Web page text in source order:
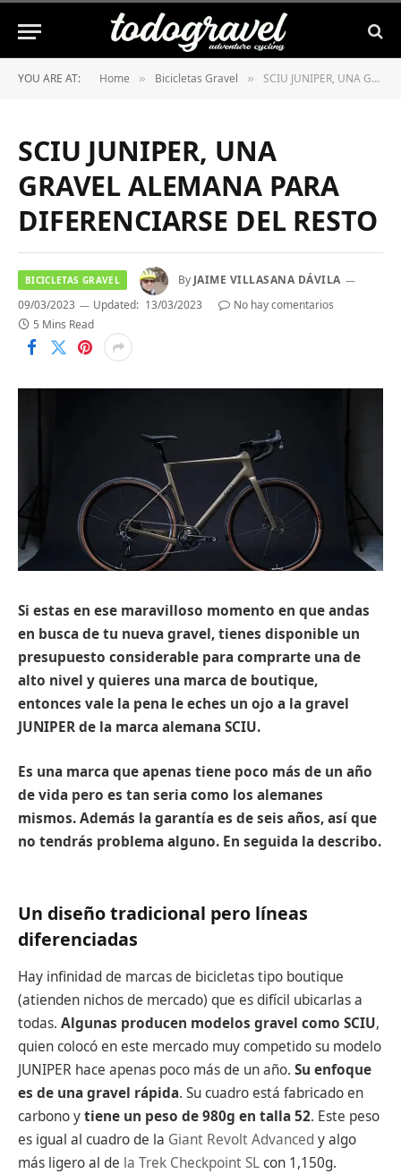
YOU ARE AT: Home » Bicicletas Gravel » SCIU JUNIPER, UNA GRAVEL ALEMANA PARA DIFERENCIARSE DEL RESTO
SCIU JUNIPER, UNA
GRAVEL ALEMANA PARA
DIFERENCIARSE DEL RESTO
BICICLETAS GRAVEL By JAIME VILLASANA DÁVILA
09/03/2023
Updated: 13/03/2023
No hay comentarios
5 Mins Read
Si estas en ese maravilloso momento en que andas
en busca de tu nueva gravel, tienes disponible un
presupuesto considerable para comprarte una de
alto nivel y quieres una marca de boutique,
entonces vale la pena le eches un ojo a la gravel
JUNIPER de la marca alemana SCIU.
Es una marca que apenas tiene poco más de un año
de vida pero es tan seria como los alemanes
mismos. Además la garantía es de seis años, así que
no tendrás problema alguno. En seguida la describo.
Un diseño tradicional pero líneas
diferenciadas
Hay infinidad de marcas de bicicletas tipo boutique
(atienden nichos de mercado) que es difícil ubicarlas a
todas. Algunas producen modelos gravel como SCIU,
quien colocó en este mercado muy competido su modelo
JUNIPER hace apenas poco más de un año. Su enfoque
es de una gravel rápida. Su cuadro está fabricado en
carbono ytiene un peso de 980g en talla 52. Este peso
es igual al cuadro de la Giant Revolt Advanced y algo
más ligero al de la Trek Checkpoint SLcon 1,150g.